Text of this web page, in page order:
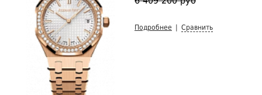
Подробнее Сравнить